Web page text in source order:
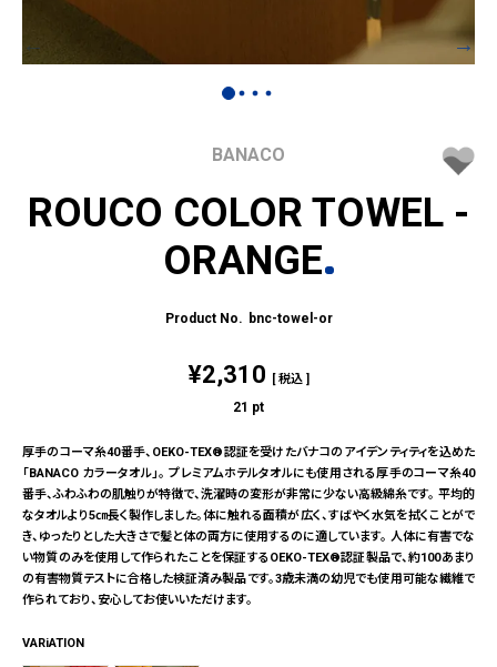
BANACO
ROUCO COLOR TOWEL -
ORANGE
bnc-towel-or
¥2,310 税込
21 pt
厚手のコーマ糸40番手、OEKO-TEX®認証を受けたバナコのアイデンティティを込めた
「BANACO カラータオル」。 プレミアムホテルタオルにも使用される厚手のコーマ糸40
番手、ふわふわの肌触りが特徴で、洗濯時の変形が非常に少ない高級綿糸です。 平均的
なタオルより5㎝長く製作しました。体に触れる面積が広く、すばやく水気を拭くことがで
き、ゆったりとした大きさで髪と体の両方に使用するのに適しています。 人体に有害でな
い物質のみを使用して作られたことを保証するOEKO-TEX®認証製品で、約100あまり
の有害物質テストに合格した検証済み製品です。3歳未満の幼児でも使用可能な繊維で
作られており、安心してお使いいただけます。
VARiATION